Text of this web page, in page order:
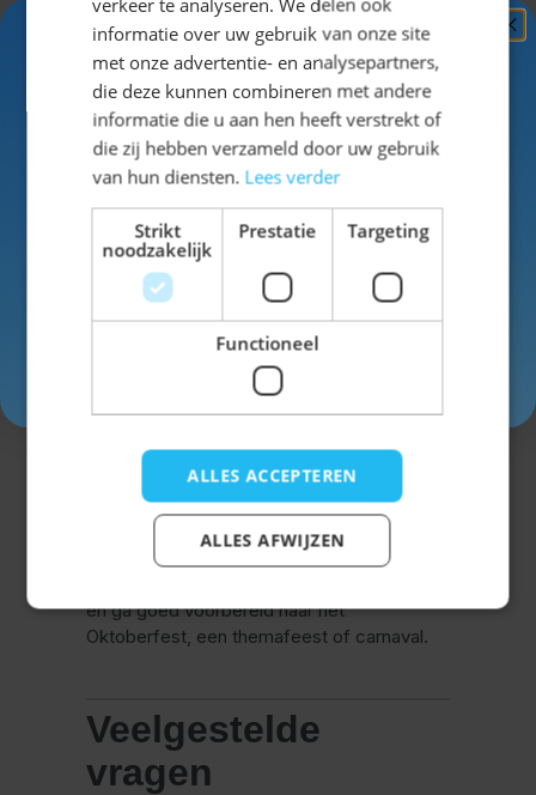
en perfect als je iets anders wilt dan de
standaard outfit. Het is een echte blikvanger
en zorgt gegarandeerd voor reacties.
Maak jouw outfit
compleet
Wil je jouw outfit verder uitbreiden?
Combineer jouw look met bijpassende
Oktoberfest accessoires
complete en feestelijke uitstraling.
Bekijk ook ons assortimentOktoberfest
en ontdek meer outfits voor
het Oktoberfest.
Bestel eenvoudig jouw
dirndl
Klaar om jouw outfit compleet te maken?
en ga goed voorbereid naar het
Oktoberfest, een themafeest of carnaval.
Veelgestelde
vragen
informatie over uw gebruik van onze site
met onze advertentie- en analysepartners,
die deze kunnen combineren met andere
informatie die u aan hen heeft verstrekt of
die zij hebben verzameld door uw gebruik
van hun diensten. Lees verder
Strikt
noodzakelijk
Prestatie Targeting
Functioneel
ALLES ACCEPTEREN
ALLES AFWIJZEN
Ontvang5%
KORTING!
Schrijf je nuin voor de nieuwsbrief en ontvang toegang
tot exclusieve kortingen!
Voor- en achternaam
Inschrijven